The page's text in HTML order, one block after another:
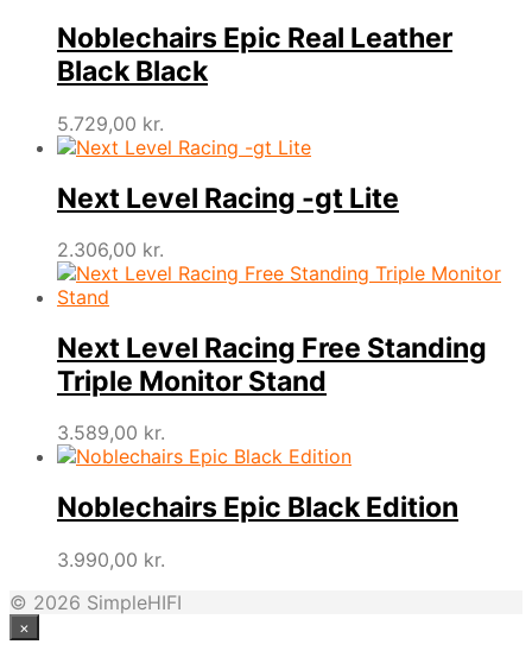
Noblechairs Epic Real Leather
Black Black
5.729,00 kr.
Next Level Racing -gt Lite
2.306,00 kr.
Next Level Racing Free Standing
Triple Monitor Stand
3.589,00 kr.
Noblechairs Epic Black Edition
3.990,00 kr.
© 2026 SimpleHIFI
×